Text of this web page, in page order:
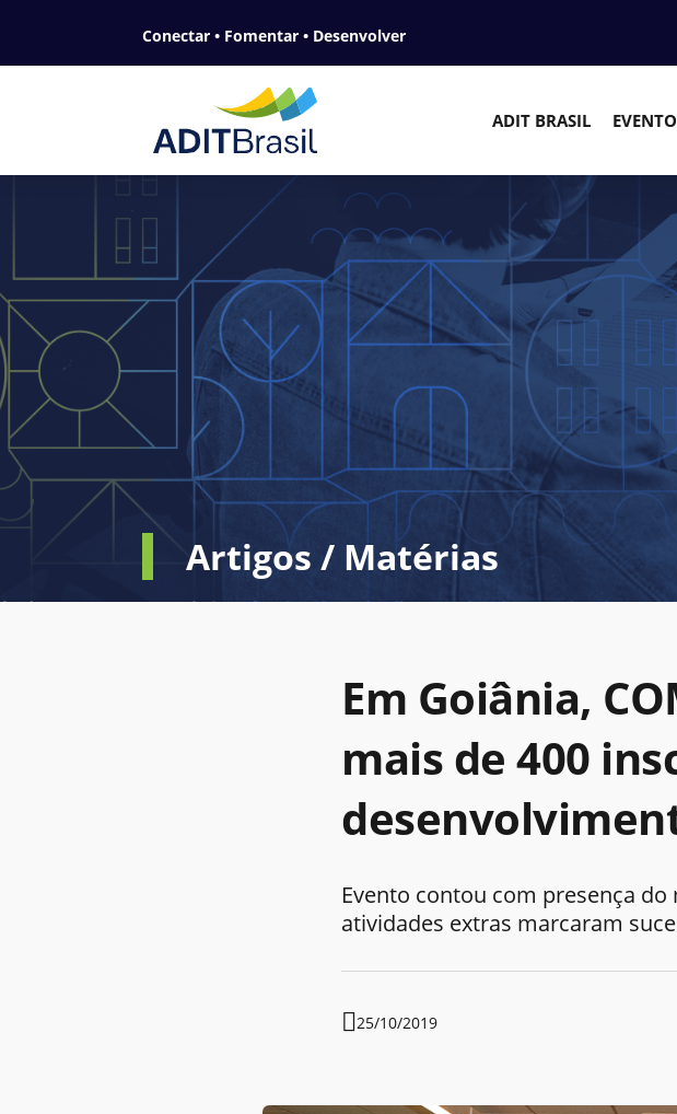
Conectar • Fomentar • Desenvolver
ADIT BRASIL
Artigos / Matérias
Em Goiânia,
mais de 400
Evento contou com presença
atividades extras marcaram
25/10/2019